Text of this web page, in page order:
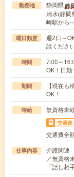
勤務地 静岡県静
清水(静岡
崎駅から
曜日頻度
週2日～
談くださ
時間
7:00～
OK！日
期間
【現在
OK！
時給 無資格未
交通費
交通費全
仕事内容
介護関連
／無資格
「話し